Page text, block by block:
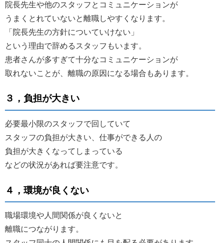
院長先生や他のスタッフとコミュニケーションが
うまくとれていないと離職しやすくなります。
「院長先生の方針についていけない」
という理由で辞めるスタッフもいます。
患者さんが多すぎて十分なコミュニケーションが
取れないことが、離職の原因になる場合もあります。
３，負担が大きい
必要最小限のスタッフで回していて
スタッフの負担が大きい、仕事ができる人の
負担が大きくなってしまっている
などの状況があれば要注意です。
４，環境が良くない
職場環境や人間関係が良くないと
離職につながります。